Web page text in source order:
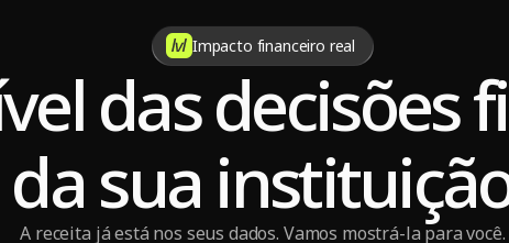
Impacto financeiro real
das decisões
da sua
A receita já está nos seus dados. Vamos mostrá-la para você.